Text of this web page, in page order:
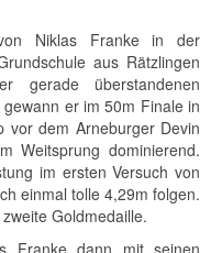
Niklas Franke in der
aus Rätzlingen
gerade überstandenen
er im 50m Finale in
vor dem Arneburger Devin
Weitsprung dominierend.
im ersten Versuch von
einmal tolle 4,29m folgen.
Goldmedaille.
Franke dann mit seinen